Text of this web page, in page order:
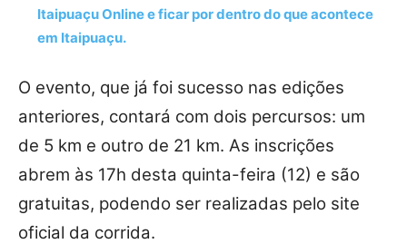
Itaipuaçu Online e ficar por dentro do que acontece
em Itaipuaçu.
O evento, que já foi sucesso nas edições
anteriores, contará com dois percursos: um
de 5 km e outro de 21 km. As inscrições
abrem às 17h desta quinta-feira (12) e são
gratuitas, podendo ser realizadas pelo site
oficial da corrida.